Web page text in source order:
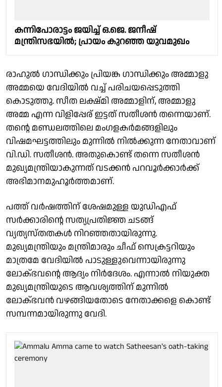
കന്നിപോരാട്ടം ജയിച്ച് ഒ.ജെ. ജനീഷ്
മന്ത്രിസഭയിൽ; പ്രായം കുറഞ്ഞ യുവമുഖം
രാഹുൽ ഗാന്ധിക്കും പ്രിയങ്ക ഗാന്ധിക്കും അമ്മാളു
അമ്മയെ വേദിയിൽ വച്ച് പരിചയപ്പെടുത്തി
കൊടുത്തു. സീത ലക്ഷ്മി അമ്മാളിന്, അമ്മാളു
അമ്മ എന്ന വിളിപ്പേര് ഇട്ടത് സതീശൻ തന്നെയാണ്.
തൻ്റെ മണ്ഡലത്തിലെ മംഗളകർമങ്ങളിലും
വിഷമഘട്ടത്തിലും മുന്നിൽ നിൽക്കുന്ന നേതാവാണ്
വി.ഡി. സതീശൻ. അതുകൊണ്ട് തന്നെ സതീശൻ
മുഖ്യമന്ത്രിയാകുന്നത് വടക്കൻ പറവൂർക്കാർക്ക്
അഭിമാനമുഹൂർത്തമാണ്.
പത്ത് വർഷത്തിന് ശേഷമുള്ള യുഡിഎഫ്
സർക്കാരിൻ്റെ സത്യപ്രതിജ്ഞ ചടങ്ങ്
വ്യത്യസ്‌തതകൾ നിറഞ്ഞതായിരുന്നു.
മുഖ്യമന്ത്രിയും മന്ത്രിമാരും ചീഫ് സെക്രട്ടറിയും
മാത്രമേ വേദിയിൽ പാടുള്ളുവെന്നായിരുന്നു
ലോക്ഭവൻ്റെ ആദ്യം നിർദേശം. എന്നാൽ നിയുക്ത
മുഖ്യമന്ത്രിയുടെ ആവശ്യത്തിന് മുന്നിൽ
ലോക്ഭവൻ വഴങ്ങിയതോടെ നേതാക്കളെ കൊണ്ട്
സമ്പന്നമായിരുന്നു വേദി.